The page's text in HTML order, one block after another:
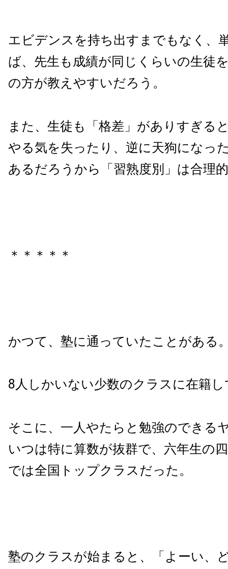
エビデンスを持ち出すまでもなく、
ば、先生も成績が同じくらいの生徒
の方が教えやすいだろう。
また、生徒も「格差」がありすぎる
やる気を失ったり、逆に天狗になっ
あるだろうから「習熟度別」は合理
＊＊＊＊＊
かつて、塾に通っていたことがある
8人しかいない少数のクラスに在籍
そこに、一人やたらと勉強のできる
いつは特に算数が抜群で、六年生の
では全国トップクラスだった。
塾のクラスが始まると、「よーい、